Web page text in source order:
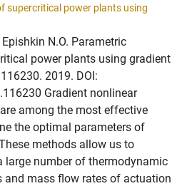
supercritical power plants using
Epishkin N.O. Parametric
power plants using gradient
2019. DOI:
Gradient nonlinear
among the most effective
the optimal parameters of
methods allow us to
large number of thermodynamic
and mass flow rates of actuation